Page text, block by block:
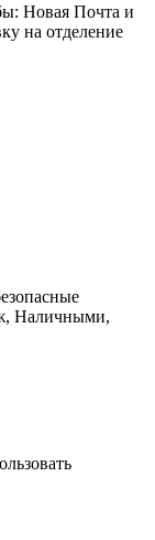
Новая Почта и
на отделение
Наличными,